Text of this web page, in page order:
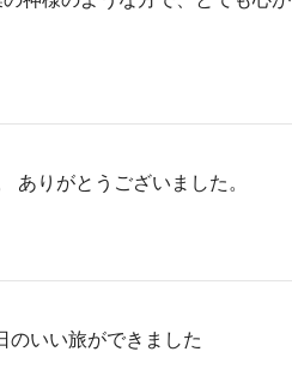
ありがとうございました。
のいい旅ができました